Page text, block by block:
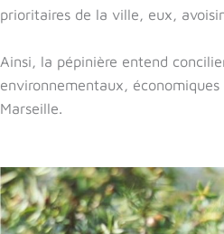
prioritaires de la ville, eux,
Ainsi, la pépinière entend
environnementaux,
Marseille.